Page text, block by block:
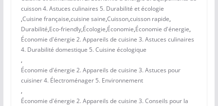
cuisson 4. Astuces culinaires 5. Durabilité et écologie
,Cuisine française,cuisine saine,Cuisson,cuisson rapide,
Durabilité,Eco-friendly,Écologie,Économie,Économie d'énergie,
Économie d'énergie 2. Appareils de cuisine 3. Astuces culinaires
4. Durabilité domestique 5. Cuisine écologique
,
Économie d'énergie 2. Appareils de cuisine 3. Astuces pour
cuisiner 4. Électroménager 5. Environnement
,
Économie d'énergie 2. Appareils de cuisine 3. Conseils pour la